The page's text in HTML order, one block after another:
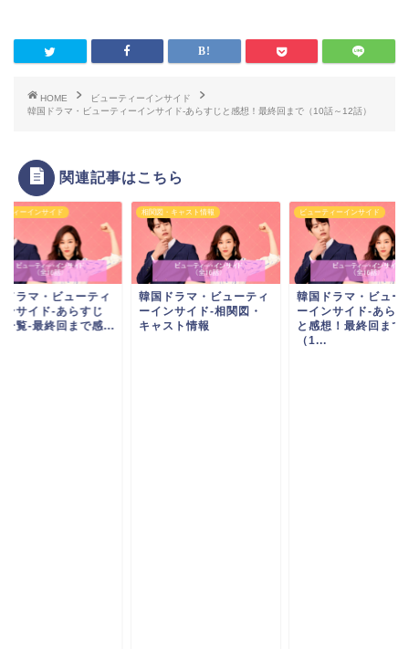
HOME
ビューティーインサイド
韓国ドラマ・ビューティーインサイド-あらすじと感想！最終回まで（10話～12話）
関連記事はこちら
ティーインサイド
ドラマ・ビューティ
ンサイド-あらすじ
一覧-最終回まで感...
相関図・キャスト情報
韓国ドラマ・ビューティ
ーインサイド-相関図・
キャスト情報
ビューティーインサイド
韓国ドラマ・ビュー
ーインサイド-あら
と感想！最終回まで
（1...